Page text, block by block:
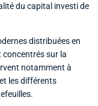
du capital investi de
distribuées en
concentrés sur la
notamment à
les différents